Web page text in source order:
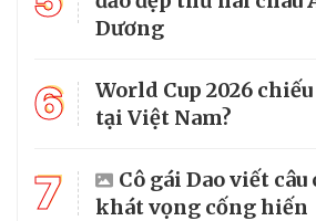
Dương
6
World Cup 2026
tại Việt Nam?
7
Cô gái Dao viết
khát vọng cống hiến